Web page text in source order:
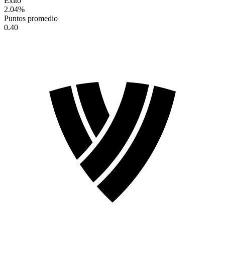
2.04%
Puntos promedio
0.40